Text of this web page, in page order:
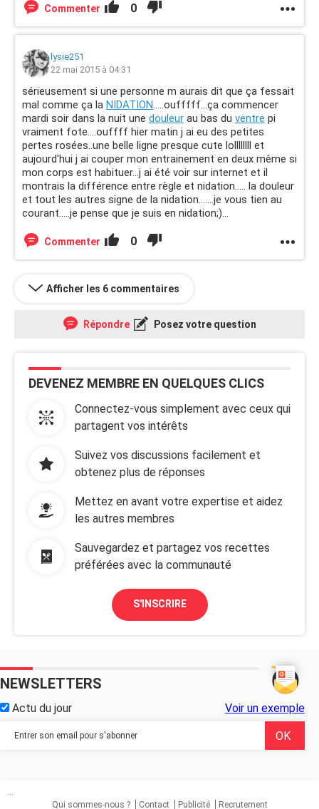
Commenter 0
lysie251
22 mai 2015 à 04:31
sérieusement si une personne m aurais dit que ça fessait
mal comme ça la NIDATION.....oufffff...ça commencer
mardi soir dans la nuit une douleur au bas du ventre pi
vraiment fote....ouffff hier matin j ai eu des petites
pertes rosées..une belle ligne presque cute lollllllll et
aujourd'hui j ai couper mon entrainement en deux même si
mon corps est habituer...j ai été voir sur internet et il
montrais la différence entre règle et nidation..... la douleur
et tout les autres signe de la nidation.......je vous tien au
courant.....je pense que je suis en nidation;)...
Commenter 0
Afficher les 6 commentaires
Répondre Posez votre question
DEVENEZ MEMBRE EN QUELQUES CLICS
Connectez-vous simplement avec ceux qui
partagent vos intérêts
Suivez vos discussions facilement et
obtenez plus de réponses
Mettez en avant votre expertise et aidez
les autres membres
Sauvegardez et partagez vos recettes
préférées avec la communauté
S'INSCRIRE
NEWSLETTERS
Actu du jour Voir un exemple
...
Qui sommes-nous ?
Contact Publicité Recrutement